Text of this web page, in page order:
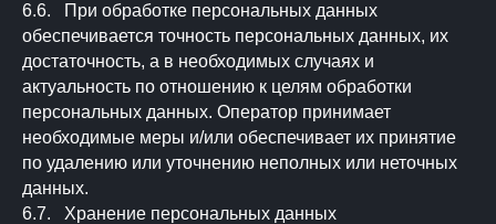
6.6. При обработке персональных данных
обеспечивается точность персональных данных, их
достаточность, а в необходимых случаях и
актуальность по отношению к целям обработки
персональных данных. Оператор принимает
необходимые меры и/или обеспечивает их принятие
по удалению или уточнению неполных или неточных
данных.
6.7. Хранение персональных данных